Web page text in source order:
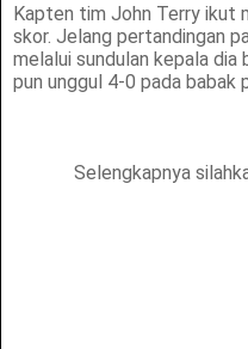
Kapten tim John Terry ikut
skor. Jelang pertandingan
melalui sundulan kepala
pun unggul 4-0 pada babak
Selengkapnya